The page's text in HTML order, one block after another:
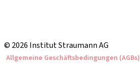
© 2026 Institut Straumann AG
Allgemeine Geschäftsbedingungen (AGBs)